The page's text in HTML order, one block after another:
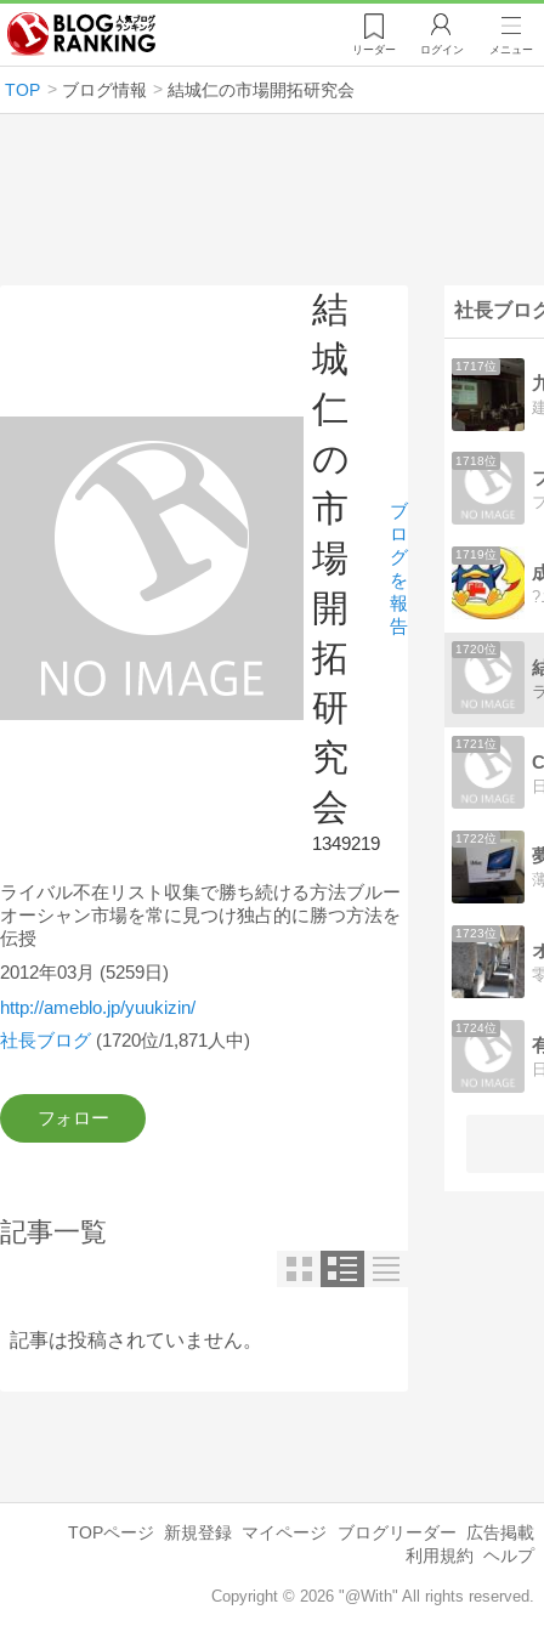
リーダー ログイン メニュー
TOP ブログ情報 結城仁の市場開拓研究会
結
城
仁
の
市
場
開
拓
研
究
会
1349219
ブ
ロ
グ
を
報
告
ライバル不在リスト収集で勝ち続ける方法ブルー
オーシャン市場を常に見つけ独占的に勝つ方法を
伝授
2012年03月 (5259日)
http://ameblo.jp/yuukizin/
社長ブログ (1720位/1,871人中)
記事一覧
記事は投稿されていません。
社長ブロ
1717位
1718位
1719位
1720位
1721位
1722位
1723位
1724位
TOPページ 新規登録 マイページ ブログリーダー
広告掲載
利用規約 ヘルプ
Copyright © 2026 "@With" All rights reserved.